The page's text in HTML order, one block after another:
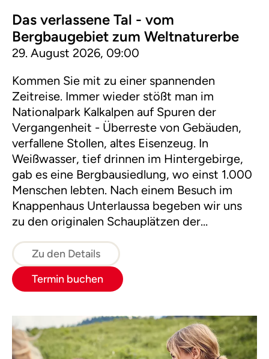
Das verlassene Tal - vom
Bergbaugebiet zum Weltnaturerbe
29. August 2026, 09:00
Kommen Sie mit zu einer spannenden
Zeitreise. Immer wieder stößt man im
Nationalpark Kalkalpen auf Spuren der
Vergangenheit - Überreste von Gebäuden,
verfallene Stollen, altes Eisenzeug. In
Weißwasser, tief drinnen im Hintergebirge,
gab es eine Bergbausiedlung, wo einst 1.000
Menschen lebten. Nach einem Besuch im
Knappenhaus Unterlaussa begeben wir uns
zu den originalen Schauplätzen der
dann weiter zu den Weltnaturerbeflächen.
Hier wird deutlich, wie schnell die Natur
menschliche Spuren überdeckt.
Zu den Details
Termin buchen